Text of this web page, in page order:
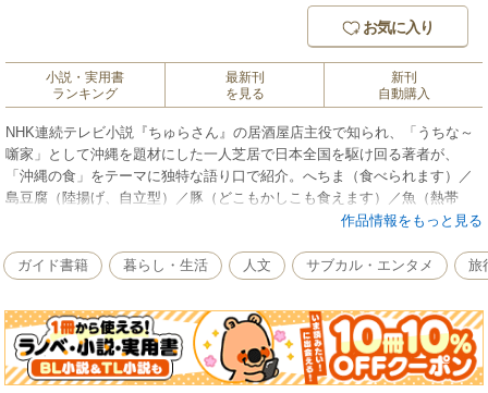
お気に入り
小説・実用書
ランキング
最新刊
を見る
新刊
自動購入
NHK連続テレビ小説『ちゅらさん』の居酒屋店主役で知られ、「うちな～
噺家」として沖縄を題材にした一人芝居で日本全国を駆け回る著者が、
「沖縄の食」をテーマに独特な語り口で紹介。へちま（食べられます）／
島豆腐（陸揚げ、自立型）／豚（どこもかしこも食えます）／魚（熱帯
魚）／海藻（フルコースＯＫ）／てんぷら（袋入り）／スバ（そば粉
／野菜（ほぼ薬草、ときどき雑草）／パパヤー（せん切り）／ゴーヤー
（初代スター）／ターウム（煮田芋）／島らっきょう（オバァの昔肌）／
島にんじん（元祖ダハズ）／ハンダマー（横綱級）／さとうきび（赤丸急
上昇）／ポーク（反ヌチグスイの魅惑）／サーターアンダギー（大統領陥
落）／泡盛・オリオン（妄想憲法）／ユンタク市場（マチグヮーはウムサ
ンドー）／食堂（食堂もウカサッサー）／看板（弁当・総菜・オードブ
作品情報をもっと見る
ガイド書籍 暮らし・生活 人文 サブカル・エンタメ 旅